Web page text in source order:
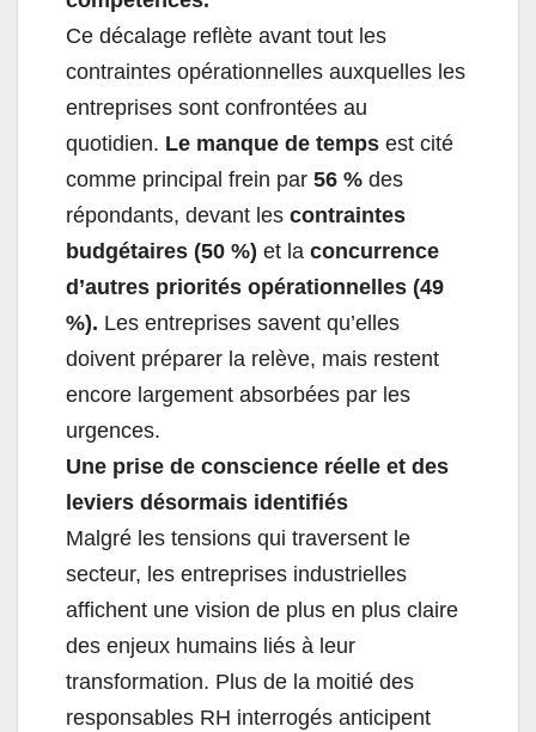
Ce décalage reflète avant tout les
contraintes opérationnelles auxquelles les
entreprises sont confrontées au
quotidien. Le manque de temps est cité
comme principal frein par 56 % des
répondants, devant les contraintes
budgétaires (50 %) et la concurrence
d’autres priorités opérationnelles (49
%). Les entreprises savent qu’elles
doivent préparer la relève, mais restent
encore largement absorbées par les
urgences.
Une prise de conscience réelle et des
leviers désormais identifiés
Malgré les tensions qui traversent le
secteur, les entreprises industrielles
affichent une vision de plus en plus claire
des enjeux humains liés à leur
transformation. Plus de la moitié des
responsables RH interrogés anticipent